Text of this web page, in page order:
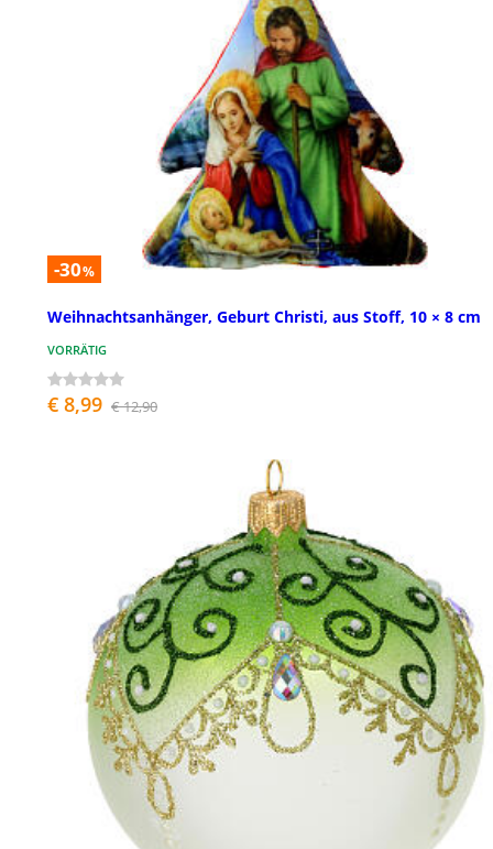
-30%
Weihnachtsanhänger, Geburt Christi, aus Stoff, 10 × 8 cm
VORRÄTIG
€ 8,99 € 12,90